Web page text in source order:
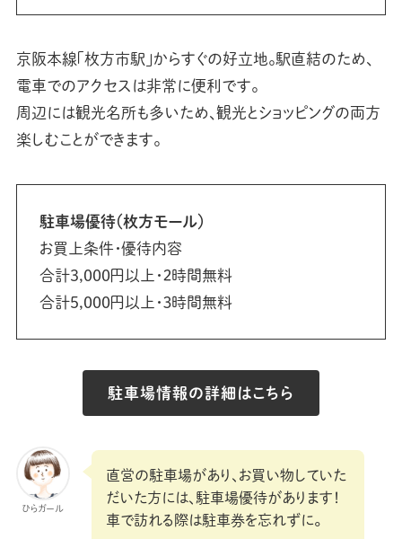
京阪本線「枚方市駅」からすぐの好立地。駅直結のため、
電車でのアクセスは非常に便利です。
周辺には観光名所も多いため、観光とショッピングの両方
楽しむことができます。
駐車場優待（枚方モール）
お買上条件・優待内容
合計3,000円以上・２時間無料
合計5,000円以上・３時間無料
駐車場情報の詳細はこちら
ひらガール
直営の駐車場があり、お買い物していた
だいた方には、駐車場優待があります！
車で訪れる際は駐車券を忘れずに。